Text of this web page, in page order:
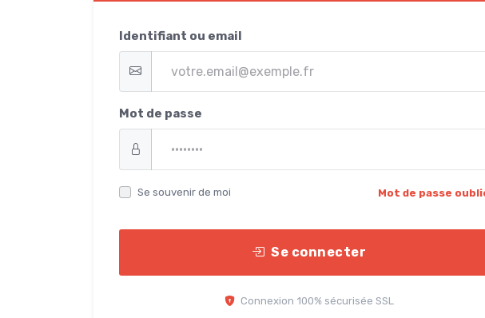
Identifiant ou email
Mot de passe
Se souvenir de moi Mot de passe
Se connecter
Connexion 100% sécurisée SSL